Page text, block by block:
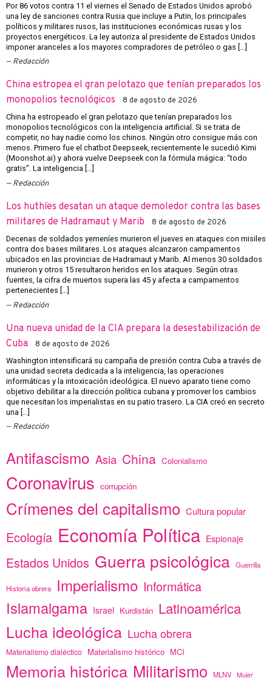
Por 86 votos contra 11 el viernes el Senado de Estados Unidos aprobó
una ley de sanciones contra Rusia que incluye a Putin, los principales
políticos y militares rusos, las instituciones económicas rusas y los
proyectos energéticos. La ley autoriza al presidente de Estados Unidos
imponer aranceles a los mayores compradores de petróleo o gas […]
Redacción
China estropea el gran pelotazo que tenían preparados los
monopolios tecnológicos
8 de agosto de 2026
China ha estropeado el gran pelotazo que tenían preparados los
monopolios tecnológicos con la inteligencia artificial. Si se trata de
competir, no hay nadie como los chinos. Ningún otro consigue más con
menos. Primero fue el chatbot Deepseek, recientemente le sucedió Kimi
(Moonshot.ai) y ahora vuelve Deepseek con la fórmula mágica: “todo
gratis”. La inteligencia […]
Redacción
Los huthíes desatan un ataque demoledor contra las bases
militares de Hadramaut y Marib
8 de agosto de 2026
Decenas de soldados yemeníes murieron el jueves en ataques con misiles
contra dos bases militares. Los ataques alcanzaron campamentos
ubicados en las provincias de Hadramaut y Marib. Al menos 30 soldados
murieron y otros 15 resultaron heridos en los ataques. Según otras
fuentes, la cifra de muertos supera las 45 y afecta a campamentos
pertenecientes […]
Redacción
Una nueva unidad de la CIA prepara la desestabilización de
Cuba
8 de agosto de 2026
Washington intensificará su campaña de presión contra Cuba a través de
una unidad secreta dedicada a la inteligencia, las operaciones
informáticas y la intoxicación ideológica. El nuevo aparato tiene como
objetivo debilitar a la dirección política cubana y promover los cambios
que necesitan los imperialistas en su patio trasero. La CIA creó en secreto
una […]
Redacción
Antifascismo Asia China Colonialismo
Coronavirus corrupción
Crímenes del capitalismo Cultura popular
Ecología Economía Política Espionaje
Estados Unidos Guerra psicológica Guerrilla
Historia obrera Imperialismo Informática
Islamalgama Israel Kurdistán Latinoamérica
Lucha ideológica Lucha obrera
Materialismo dialéctico Materialismo histórico MCI
Memoria histórica Militarismo MLNV Mujer